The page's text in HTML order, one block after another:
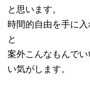
と思います。
時間的自由を手に
と
案外こんなもんで
い気がします。